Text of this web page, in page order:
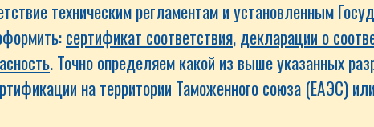
техническим регламентам и установленным
сертификат соответствия,декларации о
. Точно определяем какой из выше указанных
на территории Таможенного союза (ЕАЭС)